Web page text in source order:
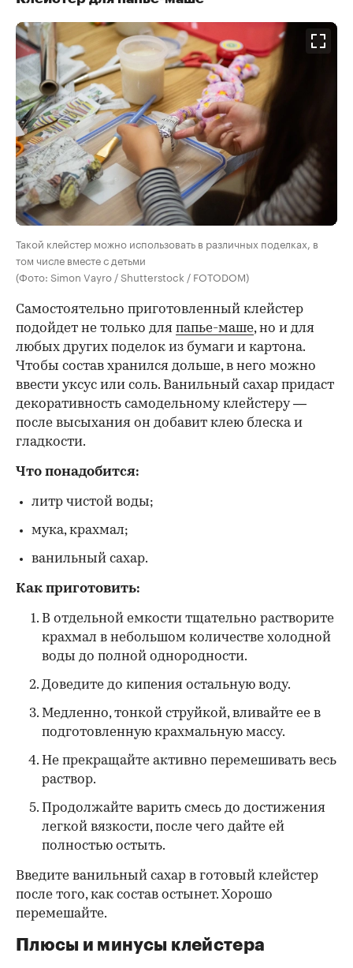
Такой клейстер можно использовать в различных поделках, в
том числе вместе с детьми
(Фото: Simon Vayro / Shutterstock / FOTODOM)
Самостоятельно приготовленный клейстер
подойдет не только для папье-маше, но и для
любых других поделок из бумаги и картона.
Чтобы состав хранился дольше, в него можно
ввести уксус или соль. Ванильный сахар придаст
декоративность самодельному клейстеру —
после высыхания он добавит клею блеска и
гладкости.
Что понадобится:
литр чистой воды;
мука, крахмал;
ванильный сахар.
Как приготовить:
В отдельной емкости тщательно растворите
крахмал в небольшом количестве холодной
воды до полной однородности.
Доведите до кипения остальную воду.
Медленно, тонкой струйкой, вливайте ее в
подготовленную крахмальную массу.
Не прекращайте активно перемешивать весь
раствор.
Продолжайте варить смесь до достижения
легкой вязкости, после чего дайте ей
полностью остыть.
Введите ванильный сахар в готовый клейстер
после того, как состав остынет. Хорошо
перемешайте.
Плюсы и минусы клейстера